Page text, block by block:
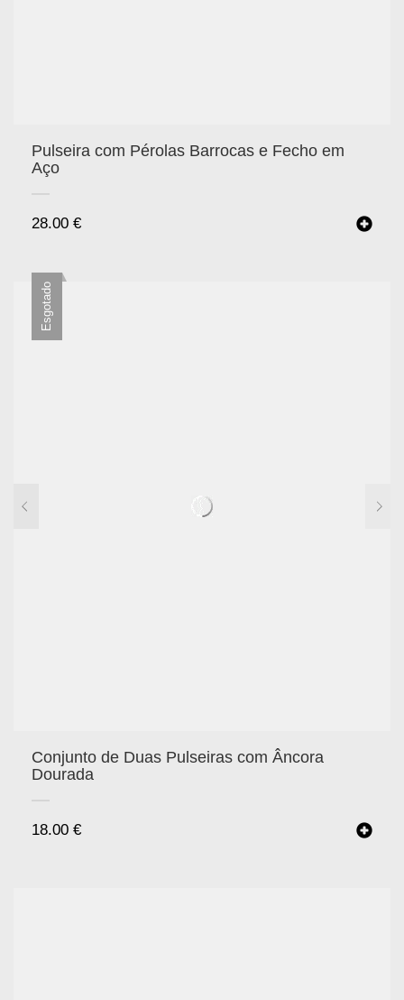
Pulseira com Pérolas Barrocas e Fecho em
Aço
28.00 €
Esgotado
Conjunto de Duas Pulseiras com Âncora
Dourada
18.00 €